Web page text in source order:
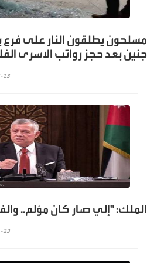
مسلحون يطلقون النار على
جنين بعد حجز رواتب الاسرى
13
الملك: "إلي صار كان مؤلم..
23